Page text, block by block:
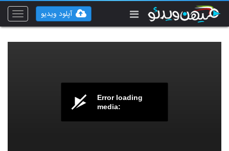
Toggle
آپلود ویدیو
Error loading
media: